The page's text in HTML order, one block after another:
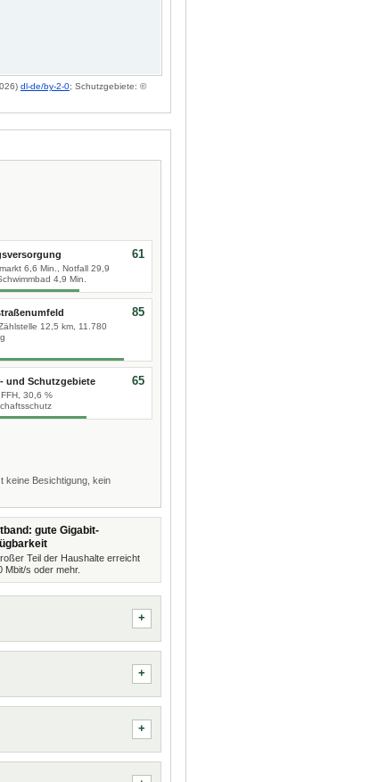
dl-de/by-2-0; Schutzgebiete: ©
6,6 Min., Notfall 29,9
4,9 Min.
61
12,5 km, 11.780
85
und Schutzgebiete
30,6 %
65
keine Besichtigung, kein
gute Gigabit-
Teil der Haushalte erreicht
Mbit/s oder mehr.